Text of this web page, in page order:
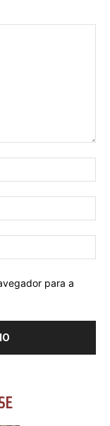
para a